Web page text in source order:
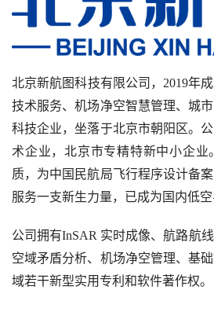
北京新航图科技有限公司，2019年
技术服务、机场净空智慧管理、城
科技企业，坐落于北京市朝阳区。
术企业，北京市专精特新中小企业
质，为中国民航局飞行程序设计备
服务一支新生力量，已成为国内低空
公司拥有InSAR 实时成像、航路航
空域矛盾分析、机场净空管理、基
域若干新型实用专利和软件著作权。